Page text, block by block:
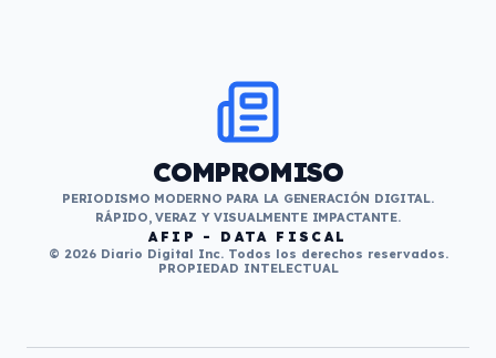
COMPROMISO
PERIODISMO MODERNO PARA LA GENERACIÓN DIGITAL.
RÁPIDO, VERAZ Y VISUALMENTE IMPACTANTE.
AFIP - DATA FISCAL
© 2026 Diario Digital Inc. Todos los derechos reservados.
PROPIEDAD INTELECTUAL